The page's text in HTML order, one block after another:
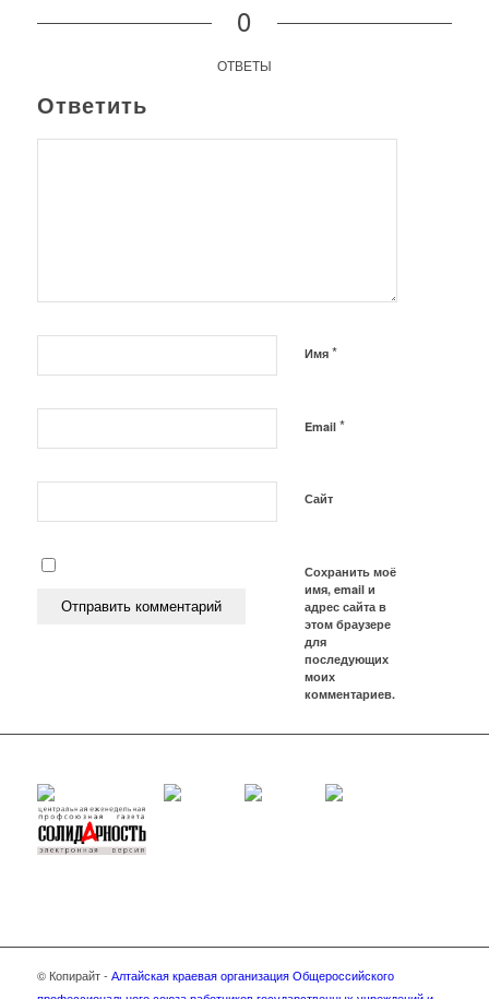
0
ОТВЕТЫ
Ответить
Имя *
Email *
Сайт
Сохранить моё
имя, email и
адрес сайта в
этом браузере
для
последующих
моих
комментариев.
© Копирайт - Алтайская краевая организация Общероссийского